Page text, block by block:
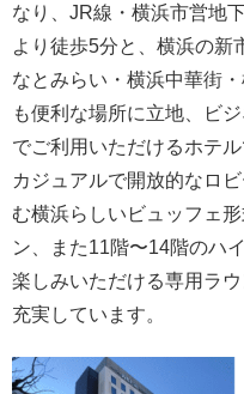
なり、JR線・横浜市営地
より徒歩5分と、横浜の新
なとみらい・横浜中華街
も便利な場所に立地、ビ
でご利用いただけるホテル
カジュアルで開放的なロ
む横浜らしいビュッフェ
ン、また11階〜14階のハ
楽しみいただける専用ラ
充実しています。